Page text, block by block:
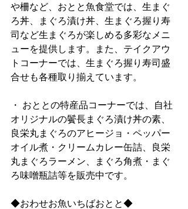
や柵など、おとと魚食堂では、生まぐ
ろ丼、まぐろ漬け丼、生まぐろ握り寿
司など生まぐろが楽しめる多彩なメニ
ューを提供します。また、テイクアウ
トコーナーでは、生まぐろ握り寿司盛
合せも各種取り揃えています。
・ おととの特産品コーナーでは、自社
オリジナルの鬢長まぐろ漬け丼の素、
良栄丸まぐろのアヒージョ・ペッパー
オイル煮・クリームカレー缶詰、良栄
丸まぐろラーメン、まぐろ角煮・まぐ
ろ味噌瓶詰等を販売中です。
◆おわせお魚いちばおとと◆